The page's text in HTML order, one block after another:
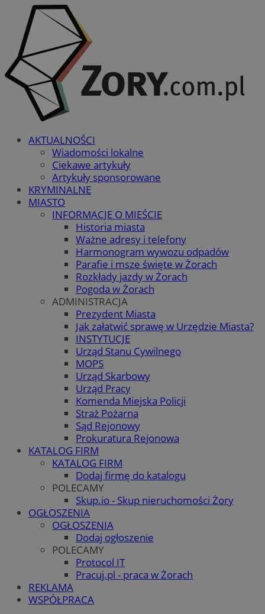
AKTUALNOŚCI
Wiadomości lokalne
Ciekawe artykuły
Artykuły sponsorowane
KRYMINALNE
MIASTO
INFORMACJE O MIEŚCIE
Historia miasta
Ważne adresy i telefony
Harmonogram wywozu odpadów
Parafie i msze święte w Żorach
Rozkłady jazdy w Żorach
Pogoda w Żorach
ADMINISTRACJA
Prezydent Miasta
Jak załatwić sprawę w Urzędzie Miasta?
INSTYTUCJE
Urząd Stanu Cywilnego
MOPS
Urząd Skarbowy
Urząd Pracy
Komenda Miejska Policji
Straż Pożarna
Sąd Rejonowy
Prokuratura Rejonowa
KATALOG FIRM
KATALOG FIRM
Dodaj firmę do katalogu
POLECAMY
Skup.io - Skup nieruchomości Żory
OGŁOSZENIA
OGŁOSZENIA
Dodaj ogłoszenie
POLECAMY
Protocol IT
Pracuj.pl - praca w Żorach
REKLAMA
WSPÓŁPRACA